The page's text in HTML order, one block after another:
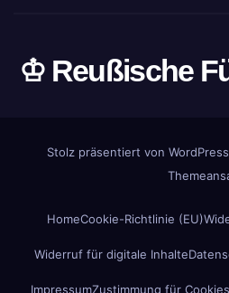
♔ Reußische
Stolz präsentiert von WordPress
HomeCookie-Richtlinie (EU)
Widerruf für digitale Inhalte
ImpressumZustimmung für Cookies